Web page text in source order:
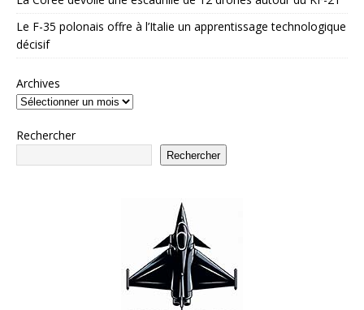
Le F-35 polonais offre à l’Italie un apprentissage technologique
décisif
Archives
Rechercher
Rechercher